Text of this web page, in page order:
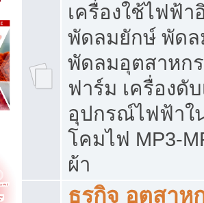
เครื่องใช้ไฟฟ้า
พัดลมยักษ์ พัด
พัดลมอุตสาหก
ฟาร์ม เครื่องดั
อุปกรณ์ไฟฟ้าใ
โคมไฟ MP3-
ผ้า
ธุรกิจ อุตสาห